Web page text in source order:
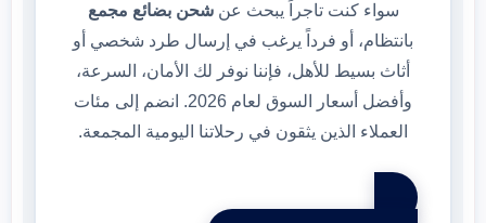
سواء كنت تاجراً يبحث عنشحن بضائع مجمع
بانتظام، أو فرداً يرغب في إرسال طرد شخصي أو
أثاث بسيط للأهل، فإننا نوفر لك الأمان، السرعة،
وأفضل أسعار السوق لعام 2026. انضم إلى مئات
العملاء الذين يثقون في رحلاتنا اليومية المجمعة.